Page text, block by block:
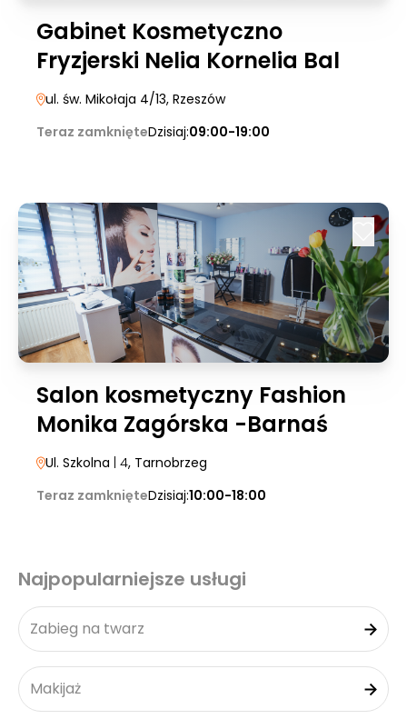
Gabinet Kosmetyczno
Fryzjerski Nelia Kornelia Bal
ul. św. Mikołaja 4/13, Rzeszów
Teraz zamknięteDzisiaj:09:00-19:00
Salon kosmetyczny Fashion
Monika Zagórska -Barnaś
Ul. Szkolna | 4, Tarnobrzeg
Teraz zamknięteDzisiaj:10:00-18:00
Najpopularniejsze usługi
Zabieg na twarz
Makijaż